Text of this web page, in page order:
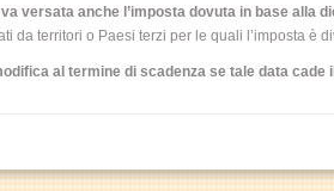
versata anche l’imposta dovuta in base alla
da territori o Paesi terzi per le quali l’imposta è
al termine di scadenza se tale data